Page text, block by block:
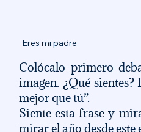
Eres mi padre
Colócalo primero
imagen. ¿Qué
mejor que tú”.
Siente esta frase y
mirar el año desde este